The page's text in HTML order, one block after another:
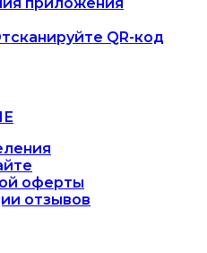
QR-код
оферты
отзывов